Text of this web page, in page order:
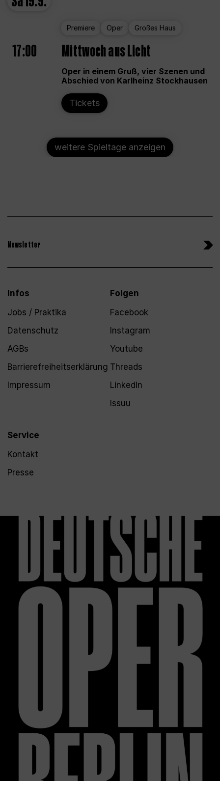
Premiere Oper Großes Haus
17:00 Mittwoch aus Licht
Oper in einem Gruß, vier Szenen und
Abschied von Karlheinz Stockhausen
Tickets
weitere Spieltage anzeigen
Newsletter
Infos
Jobs / Praktika
Datenschutz
AGBs
Barrierefreiheitserklärung
Impressum
Service
Kontakt
Presse
Folgen
Facebook
Instagram
Youtube
Threads
LinkedIn
Issuu